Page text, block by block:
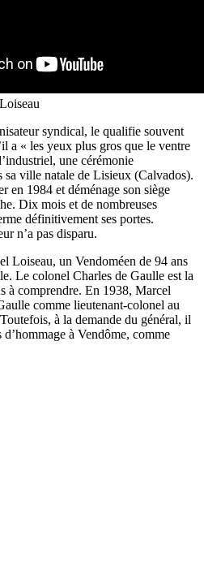
syndical, le qualifie souvent
a « les yeux plus gros que le ventre
une cérémonie
sa ville natale de Lisieux (Calvados).
en 1984 et déménage son siège
Dix mois et de nombreuses
définitivement ses portes.
n’a pas disparu.
Loiseau, un Vendoméen de 94 ans
Le colonel Charles de Gaulle est la
à comprendre. En 1938, Marcel
comme lieutenant-colonel au
à la demande du général, il
à Vendôme, comme